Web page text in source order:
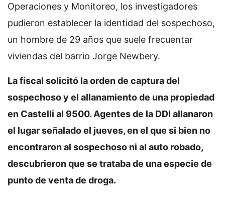
Operaciones y Monitoreo, los investigadores
pudieron establecer la identidad del sospechoso,
un hombre de 29 años que suele frecuentar
viviendas del barrio Jorge Newbery.
La fiscal solicitó la orden de captura del
sospechoso y el allanamiento de una propiedad
en Castelli al 9500. Agentes de la DDI allanaron
el lugar señalado el jueves, en el que si bien no
encontraron al sospechoso ni al auto robado,
descubrieron que se trataba de una especie de
punto de venta de droga.